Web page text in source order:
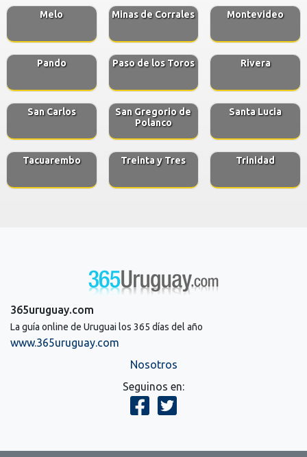
Melo Minas de Corrales Montevideo
Pando Paso de los Toros Rivera
San Carlos
San Gregorio de
Polanco
Santa Lucia
Tacuarembo Treinta y Tres Trinidad
365uruguay.com
La guía online de Uruguai los 365 días del año
www.365uruguay.com
Nosotros
Seguinos en: